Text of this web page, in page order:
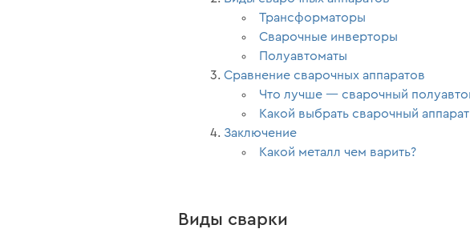
Трансформаторы
Сварочные инверторы
Полуавтоматы
Сравнение сварочных аппаратов
Что лучше — сварочный
Какой выбрать сварочный
Заключение
Какой металл чем варить?
Виды сварки